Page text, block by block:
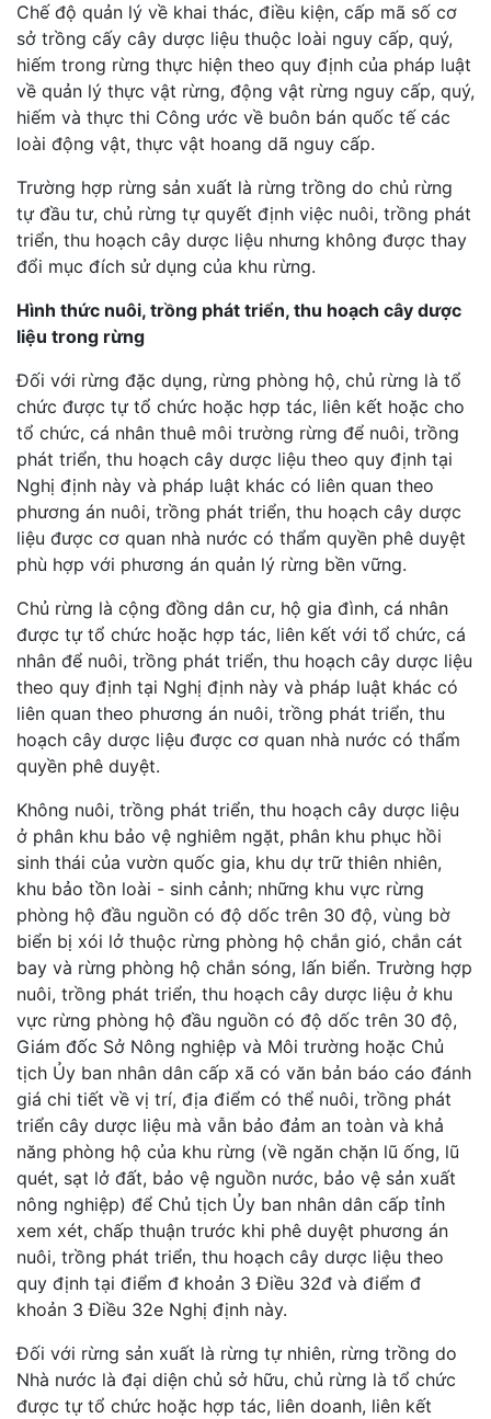
Chế độ quản lý về khai thác, điều kiện, cấp mã số cơ
sở trồng cấy cây dược liệu thuộc loài nguy cấp, quý,
hiếm trong rừng thực hiện theo quy định của pháp luật
về quản lý thực vật rừng, động vật rừng nguy cấp, quý,
hiếm và thực thi Công ước về buôn bán quốc tế các
loài động vật, thực vật hoang dã nguy cấp.
Trường hợp rừng sản xuất là rừng trồng do chủ rừng
tự đầu tư, chủ rừng tự quyết định việc nuôi, trồng phát
triển, thu hoạch cây dược liệu nhưng không được thay
đổi mục đích sử dụng của khu rừng.
Hình thức nuôi, trồng phát triển, thu hoạch cây dược
liệu trong rừng
Đối với rừng đặc dụng, rừng phòng hộ, chủ rừng là tổ
chức được tự tổ chức hoặc hợp tác, liên kết hoặc cho
tổ chức, cá nhân thuê môi trường rừng để nuôi, trồng
phát triển, thu hoạch cây dược liệu theo quy định tại
Nghị định này và pháp luật khác có liên quan theo
phương án nuôi, trồng phát triển, thu hoạch cây dược
liệu được cơ quan nhà nước có thẩm quyền phê duyệt
phù hợp với phương án quản lý rừng bền vững.
Chủ rừng là cộng đồng dân cư, hộ gia đình, cá nhân
được tự tổ chức hoặc hợp tác, liên kết với tổ chức, cá
nhân để nuôi, trồng phát triển, thu hoạch cây dược liệu
theo quy định tại Nghị định này và pháp luật khác có
liên quan theo phương án nuôi, trồng phát triển, thu
hoạch cây dược liệu được cơ quan nhà nước có thẩm
quyền phê duyệt.
Không nuôi, trồng phát triển, thu hoạch cây dược liệu
ở phân khu bảo vệ nghiêm ngặt, phân khu phục hồi
sinh thái của vườn quốc gia, khu dự trữ thiên nhiên,
khu bảo tồn loài - sinh cảnh; những khu vực rừng
phòng hộ đầu nguồn có độ dốc trên 30 độ, vùng bờ
biển bị xói lở thuộc rừng phòng hộ chắn gió, chắn cát
bay và rừng phòng hộ chắn sóng, lấn biển. Trường hợp
nuôi, trồng phát triển, thu hoạch cây dược liệu ở khu
vực rừng phòng hộ đầu nguồn có độ dốc trên 30 độ,
Giám đốc Sở Nông nghiệp và Môi trường hoặc Chủ
tịch Ủy ban nhân dân cấp xã có văn bản báo cáo đánh
giá chi tiết về vị trí, địa điểm có thể nuôi, trồng phát
triển cây dược liệu mà vẫn bảo đảm an toàn và khả
năng phòng hộ của khu rừng (về ngăn chặn lũ ống, lũ
quét, sạt lở đất, bảo vệ nguồn nước, bảo vệ sản xuất
nông nghiệp) để Chủ tịch Ủy ban nhân dân cấp tỉnh
xem xét, chấp thuận trước khi phê duyệt phương án
nuôi, trồng phát triển, thu hoạch cây dược liệu theo
quy định tại điểm đ khoản 3 Điều 32đ và điểm đ
khoản 3 Điều 32e Nghị định này.
Đối với rừng sản xuất là rừng tự nhiên, rừng trồng do
Nhà nước là đại diện chủ sở hữu, chủ rừng là tổ chức
được tự tổ chức hoặc hợp tác, liên doanh, liên kết